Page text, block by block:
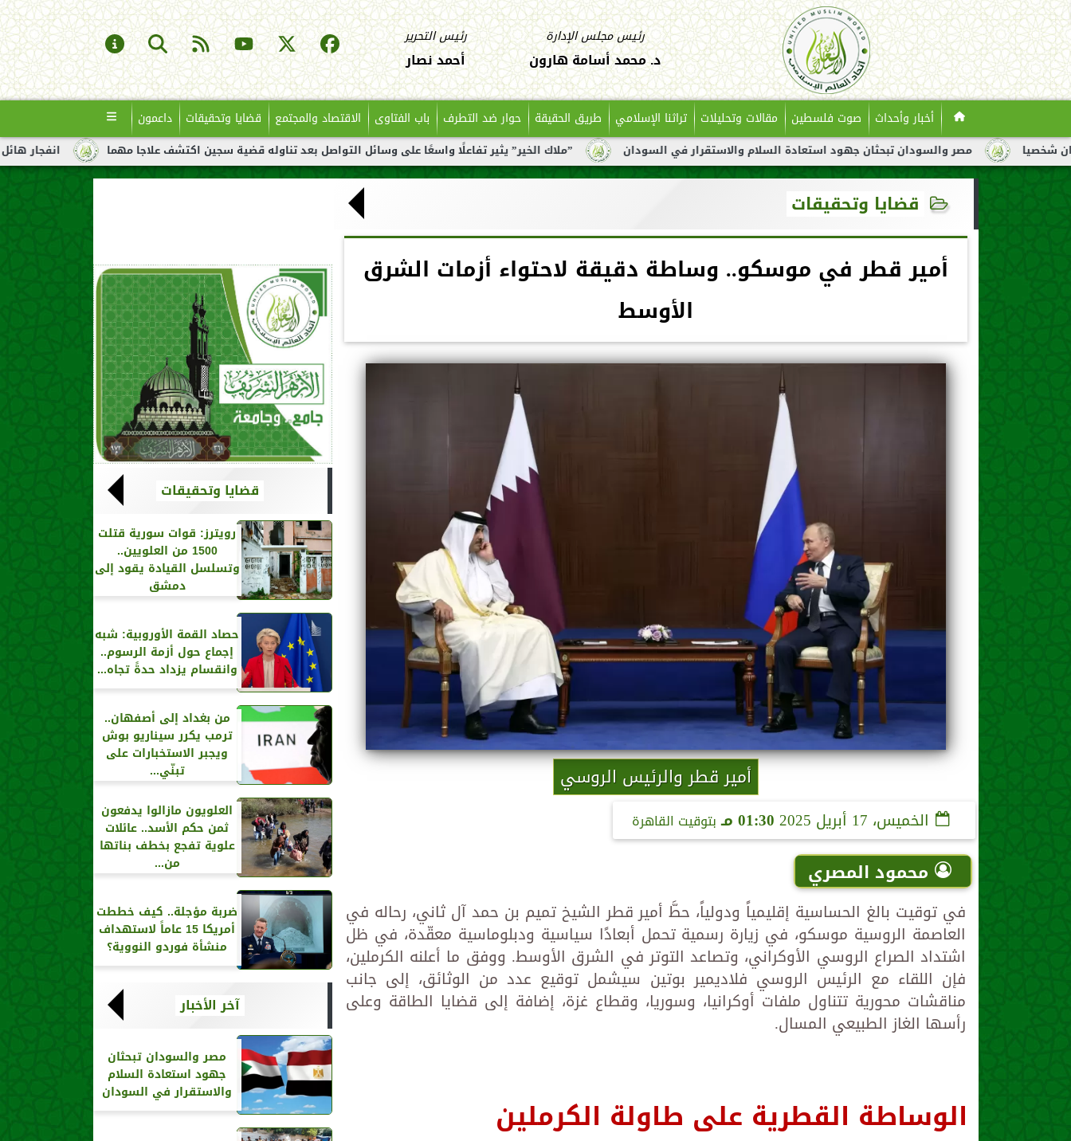
رئيس مجلس الإدارة
د. محمد أسامة هارون
رئيس التحرير
أحمد نصار
أخبار وأحداث صوت فلسطين مقالات وتحليلات تراثنا الإسلامي طريق الحقيقة حوار ضد التطرف باب الفتاوى الاقتصاد والمجتمع قضايا وتحقيقات داعمون
انفجار هائل لناقلة نفط ”ملاك الخير” يثير تفاعلًا واسعًا على وسائل التواصل بعد تناوله قضية سجين اكتشف علاجا مهما مصر والسودان تبحثان جهود استعادة السلام والاستقرار في السودان
قضايا وتحقيقات
أمير قطر في موسكو.. وساطة دقيقة لاحتواء أزمات الشرق
الأوسط
أمير قطر والرئيس الروسي
الخميس، 17 أبريل 2025 01:30 مـ بتوقيت القاهرة
محمود المصري
في توقيت بالغ الحساسية إقليمياً ودولياً، حطَّ أمير قطر الشيخ تميم بن حمد آل ثاني، رحاله في
العاصمة الروسية موسكو، في زيارة رسمية تحمل أبعادًا سياسية ودبلوماسية معقّدة، في ظل
اشتداد الصراع الروسي الأوكراني، وتصاعد التوتر في الشرق الأوسط. ووفق ما أعلنه الكرملين،
فإن اللقاء مع الرئيس الروسي فلاديمير بوتين سيشمل توقيع عدد من الوثائق، إلى جانب
مناقشات محورية تتناول ملفات أوكرانيا، وسوريا، وقطاع غزة، إضافة إلى قضايا الطاقة وعلى
رأسها الغاز الطبيعي المسال.
الوساطة القطرية على طاولة الكرملين
قضايا وتحقيقات
رويترز‏: قوات سورية قتلت
1500 من العلويين..
وتسلسل القيادة يقود إلى
دمشق
حصاد القمة الأوروبية: شبه
إجماع حول أزمة الرسوم..
وانقسام يزداد حدةً تجاه...
من بغداد إلى أصفهان..
ترمب يكرر سيناريو بوش
ويجبر الاستخبارات على
تبنّي...
العلويون مازالوا يدفعون
ثمن حكم الأسد.. عائلات
علوية تفجع بخطف بناتها
من...
ضربة مؤجلة.. كيف خططت
أمريكا 15 عاماً لاستهداف
منشأة فوردو النووية؟
آخر الأخبار
مصر والسودان تبحثان
جهود استعادة السلام
والاستقرار في السودان